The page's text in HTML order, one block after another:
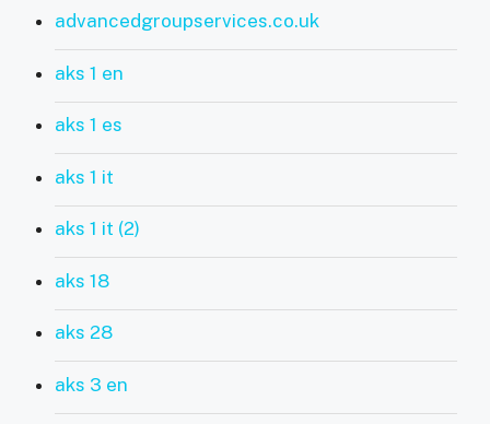
advancedgroupservices.co.uk
aks 1 en
aks 1 es
aks 1 it
aks 1 it (2)
aks 18
aks 28
aks 3 en